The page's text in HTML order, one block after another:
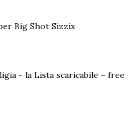
Big Shot Sizzix
- la Lista scaricabile – free